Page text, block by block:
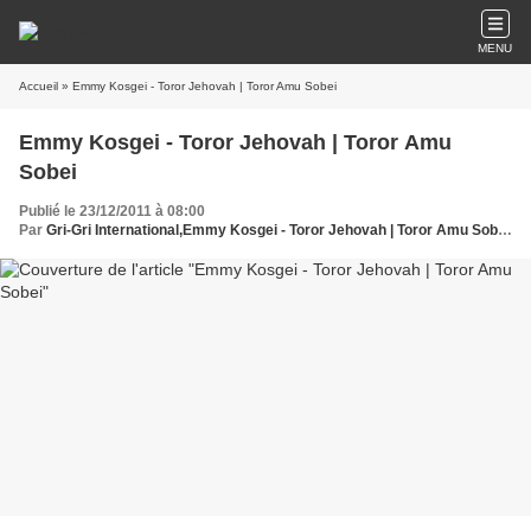
MENU
Accueil » Emmy Kosgei - Toror Jehovah | Toror Amu Sobei
Emmy Kosgei - Toror Jehovah | Toror Amu
Sobei
Publié le 23/12/2011 à 08:00
Par Gri-Gri International,Emmy Kosgei - Toror Jehovah | Toror Amu Sobei Kenya, Emily Kosgei, Paul Mwangi Mukoma,Oussou